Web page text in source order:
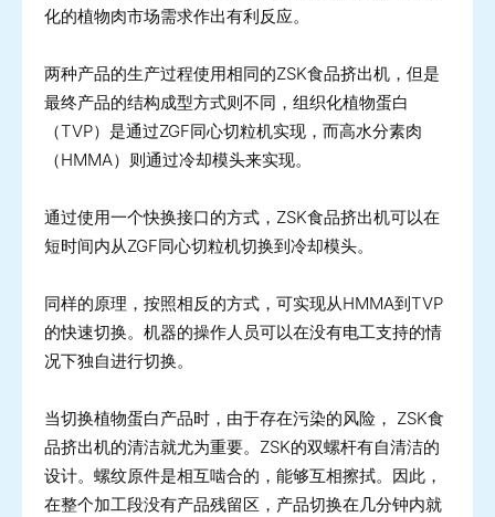
化的植物肉市场需求作出有利反应。
两种产品的生产过程使用相同的ZSK食品挤出机，但是
最终产品的结构成型方式则不同，组织化植物蛋白
（TVP）是通过ZGF同心切粒机实现，而高水分素肉
（HMMA）则通过冷却模头来实现。
通过使用一个快换接口的方式，ZSK食品挤出机可以在
短时间内从ZGF同心切粒机切换到冷却模头。
同样的原理，按照相反的方式，可实现从HMMA到TVP
的快速切换。机器的操作人员可以在没有电工支持的情
况下独自进行切换。
当切换植物蛋白产品时，由于存在污染的风险， ZSK食
品挤出机的清洁就尤为重要。ZSK的双螺杆有自清洁的
设计。螺纹原件是相互啮合的，能够互相擦拭。因此，
在整个加工段没有产品残留区，产品切换在几分钟内就